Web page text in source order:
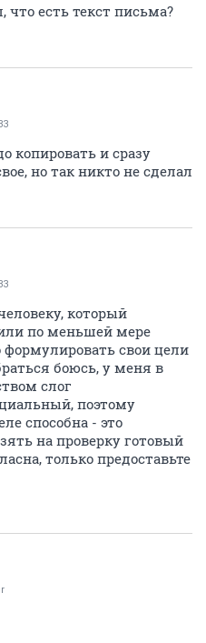
что есть текст письма?
копировать и сразу
но так никто не сделал
который
по меньшей мере
свои цели
боюсь, у меня в
слог
поэтому
способна - это
на проверку готовый
только предоставьте